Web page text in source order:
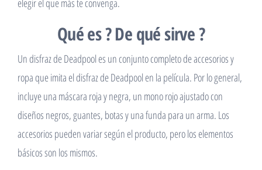
elegir el que más te convenga.
Qué es ? De qué sirve ?
Un disfraz de Deadpool es un conjunto completo de accesorios y
ropa que imita el disfraz de Deadpool en la película. Por lo general,
incluye una máscara roja y negra, un mono rojo ajustado con
diseños negros, guantes, botas y una funda para un arma. Los
accesorios pueden variar según el producto, pero los elementos
básicos son los mismos.